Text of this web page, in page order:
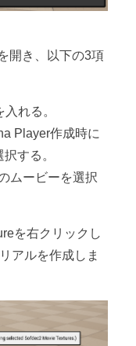
開き、以下の3項
れる。
Player作成時に
する。
ムービーを選択
を右クリックし
アルを作成しま